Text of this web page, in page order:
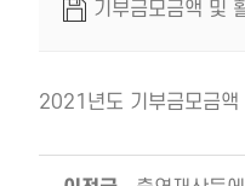
기부금모금액 및
2021년도 기부금모금액